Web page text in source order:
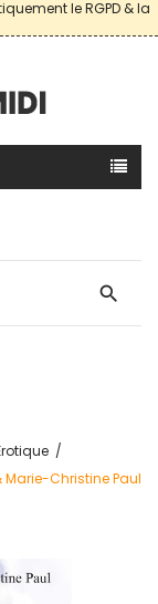
le RGPD & la
search
Christine Paul